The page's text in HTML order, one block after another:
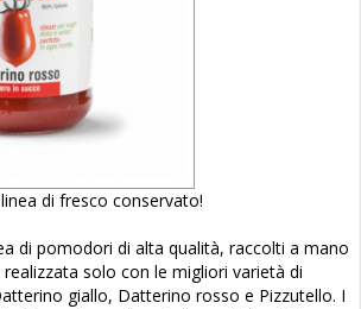
di fresco conservato!
di pomodori di alta qualità, raccolti a mano
solo con le migliori varietà di
giallo, Datterino rosso e Pizzutello. I